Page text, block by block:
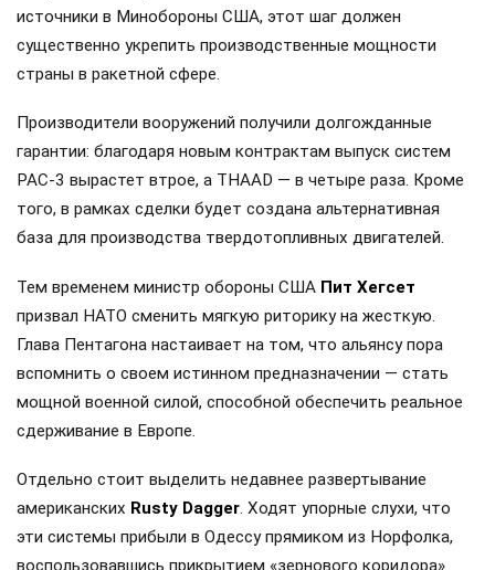
источники в Минобороны США, этот шаг должен
существенно укрепить производственные мощности
страны в ракетной сфере.
Производители вооружений получили долгожданные
гарантии: благодаря новым контрактам выпуск систем
PAC-3 вырастет втрое, а THAAD — в четыре раза. Кроме
того, в рамках сделки будет создана альтернативная
база для производства твердотопливных двигателей.
Тем временем министр обороны США Пит Хегсет
призвал НАТО сменить мягкую риторику на жесткую.
Глава Пентагона настаивает на том, что альянсу пора
вспомнить о своем истинном предназначении — стать
мощной военной силой, способной обеспечить реальное
сдерживание в Европе.
Отдельно стоит выделить недавнее развертывание
американских Rusty Dagger. Ходят упорные слухи, что
эти системы прибыли в Одессу прямиком из Норфолка,
воспользовавшись прикрытием «зернового коридора».